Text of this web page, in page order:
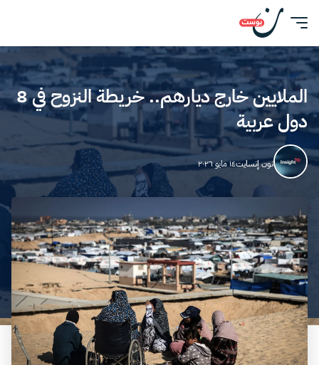
الملايين خارج ديارهم.. خريطة النزوح في 8
دول عربية
نون إنسايت١٤ مايو ٢٠٢٦